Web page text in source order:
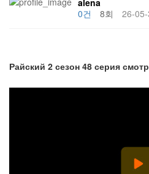
alena
0건
8회 26-
Райский 2 сезон 48 серия